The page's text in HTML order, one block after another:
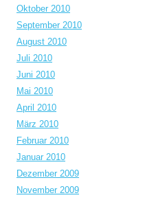
Oktober 2010
September 2010
August 2010
Juli 2010
Juni 2010
Mai 2010
April 2010
März 2010
Februar 2010
Januar 2010
Dezember 2009
November 2009